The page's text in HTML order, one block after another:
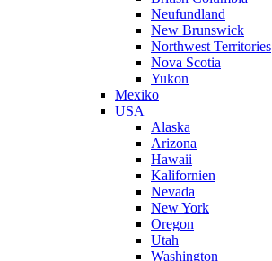
Neufundland
New Brunswick
Northwest Territories
Nova Scotia
Yukon
Mexiko
USA
Alaska
Arizona
Hawaii
Kalifornien
Nevada
New York
Oregon
Utah
Washington